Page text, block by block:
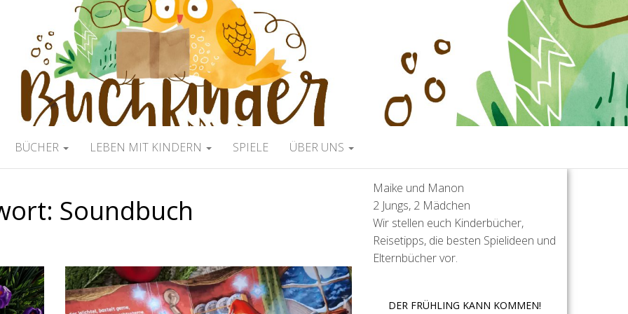
BÜCHER LEBEN MIT KINDERN SPIELE ÜBER UNS
Soundbuch
Maike und Manon
2 Jungs, 2 Mädchen
Wir stellen euch Kinderbücher,
Reisetipps, die besten Spielideen und
Elternbücher vor.
DER FRÜHLING KANN KOMMEN!